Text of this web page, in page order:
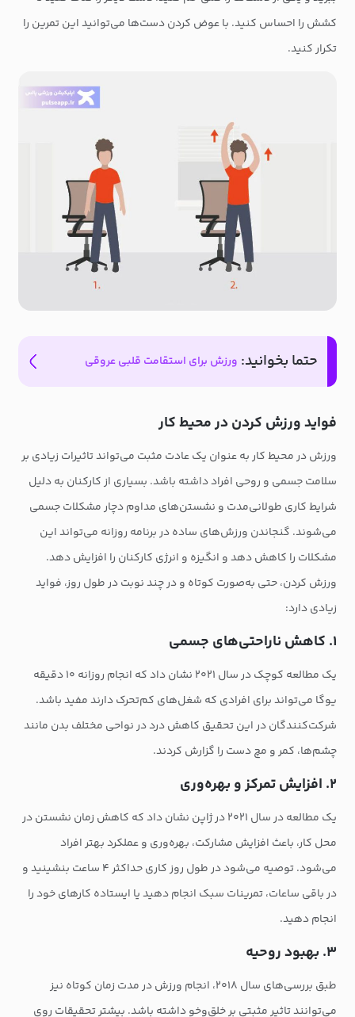
کشش را احساس کنید. با عوض کردن دست‌ها می‌توانید این تمرین را
تکرار کنید.
حتما بخوانید: ورزش برای استقامت قلبی عروقی
فواید ورزش کردن در محیط کار
ورزش در محیط کار به عنوان یک عادت مثبت می‌تواند تاثیرات زیادی بر
سلامت جسمی و روحی افراد داشته باشد. بسیاری از کارکنان به دلیل
شرایط کاری طولانی‌مدت و نشستن‌های مداوم دچار مشکلات جسمی
می‌شوند. گنجاندن ورزش‌های ساده در برنامه روزانه می‌تواند این
مشکلات را کاهش دهد و انگیزه و انرژی کارکنان را افزایش دهد.
ورزش کردن، حتی به‌صورت کوتاه و در چند نوبت در طول روز، فواید
زیادی دارد:
۱. کاهش ناراحتی‌های جسمی
یک مطالعه کوچک در سال ۲۰۲۱ نشان داد که انجام روزانه ۱۰ دقیقه
یوگا می‌تواند برای افرادی که شغل‌های کم‌تحرک دارند مفید باشد.
شرکت‌کنندگان در این تحقیق کاهش درد در نواحی مختلف بدن مانند
چشم‌ها، کمر و مچ دست را گزارش کردند.
۲. افزایش تمرکز و بهره‌وری
یک مطالعه در سال ۲۰۲۱ در ژاپن نشان داد که کاهش زمان نشستن در
محل کار، باعث افزایش مشارکت، بهره‌وری و عملکرد بهتر افراد
می‌شود. توصیه می‌شود در طول روز کاری حداکثر ۴ ساعت بنشینید و
در باقی ساعات، تمرینات سبک انجام دهید یا ایستاده کارهای خود را
انجام دهید.
۳. بهبود روحیه
طبق بررسی‌های سال ۲۰۱۸، انجام ورزش‌ در مدت زمان کوتاه نیز
می‌توانند تاثیر مثبتی بر خلق‌وخو داشته باشد. بیشتر تحقیقات روی